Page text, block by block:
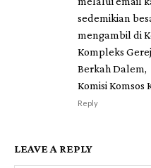
sedemikian
mengambil di
Kompleks
Berkah Dalem,
Komisi Komsos
Reply
LEAVE A REPLY